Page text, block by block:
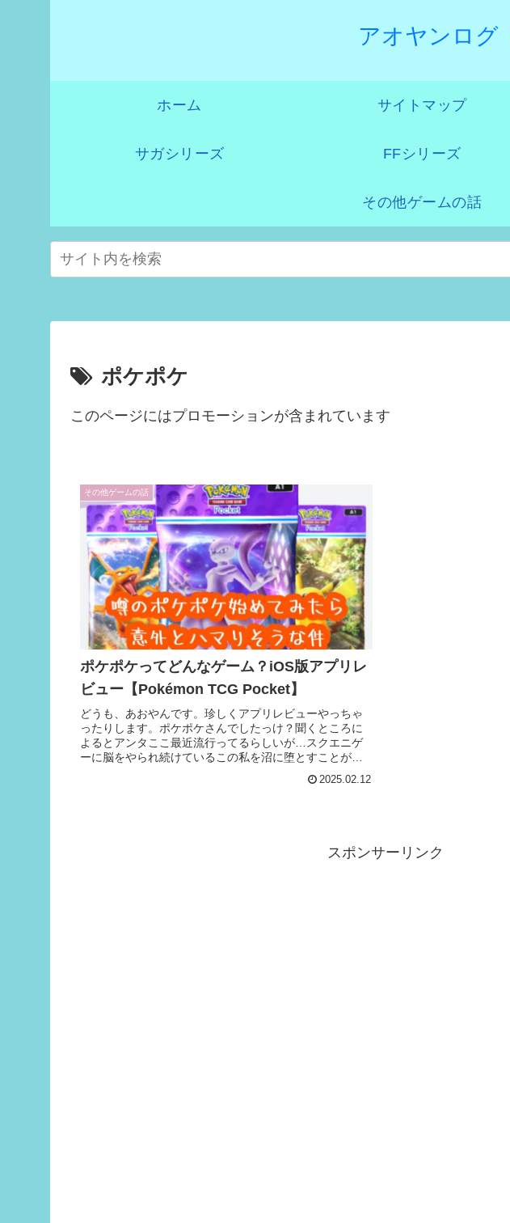
アオヤンログ
ホーム サイトマップ
サガシリーズ FFシリーズ
その他ゲームの話
ポケポケ
このページにはプロモーションが含まれています
その他ゲームの話
ポケポケってどんなゲーム？iOS版アプリレ
ビュー【Pokémon TCG Pocket】
どうも、あおやんです。珍しくアプリレビューやっちゃ
ったりします。ポケポケさんでしたっけ？聞くところに
よるとアンタここ最近流行ってるらしいが…スクエニゲ
ーに脳をやられ続けているこの私を沼に堕とすことがで
2025.02.12
スポンサーリンク